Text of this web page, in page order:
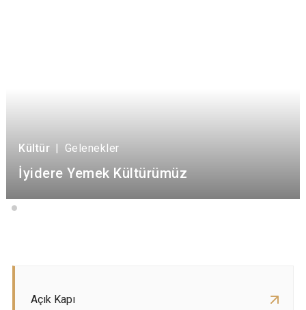
Kültür | Gelenekler
İyidere Yemek Kültürümüz
Açık Kapı